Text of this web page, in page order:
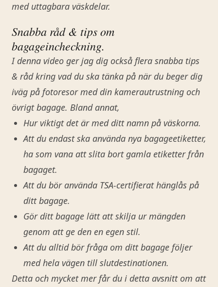
med uttagbara väskdelar.
Snabba råd & tips om
bagageincheckning.
I denna video ger jag dig också flera snabba tips
& råd kring vad du ska tänka på när du beger dig
iväg på fotoresor med din kamerautrustning och
övrigt bagage. Bland annat,
Hur viktigt det är med ditt namn på väskorna.
Att du endast ska använda nya bagageetiketter,
ha som vana att slita bort gamla etiketter från
bagaget.
Att du bör använda TSA-certifierat hänglås på
ditt bagage.
Gör ditt bagage lätt att skilja ur mängden
genom att ge den en egen stil.
Att du alltid bör fråga om ditt bagage följer
med hela vägen till slutdestinationen.
Detta och mycket mer får du i detta avsnitt om att